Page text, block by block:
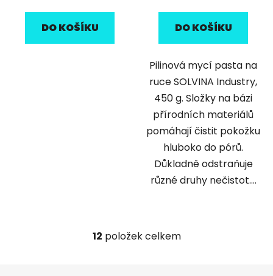
DO KOŠÍKU DO KOŠÍKU
Pilinová mycí pasta na
ruce SOLVINA Industry,
450 g. Složky na bázi
přírodních materiálů
pomáhají čistit pokožku
hluboko do pórů.
Důkladně odstraňuje
různé druhy nečistot....
O
12 položek celkem